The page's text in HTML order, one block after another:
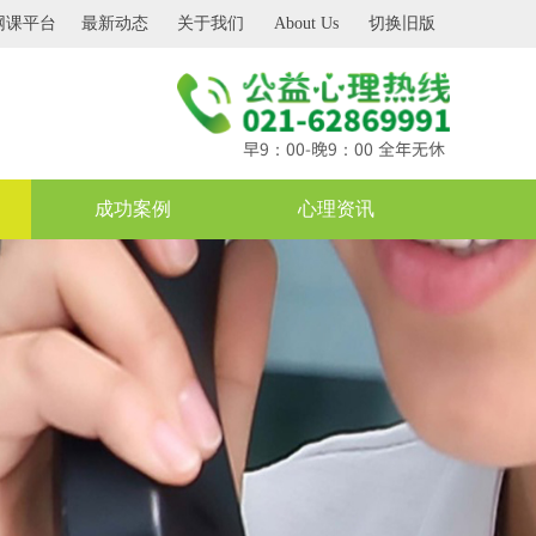
最新动态 关于我们 切换旧版
About Us
课平台
早9：00-晚9：00 全年无休
成功案例 心理资讯